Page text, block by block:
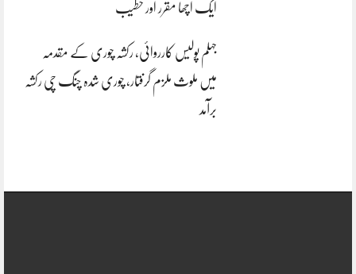
ایک اچھا مقرر اور خطیب
جہلم پولیس کارروائی، رکشہ چوری کے مقدمہ
میں ملوث ملزم گرفتار، چوری شدہ چنگ چی رکشہ
برآمد